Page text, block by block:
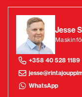
Jesse
+358 40 528 1189
WhatsApp